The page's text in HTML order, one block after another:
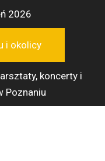
2026
i okolicy
koncerty i
Poznaniu